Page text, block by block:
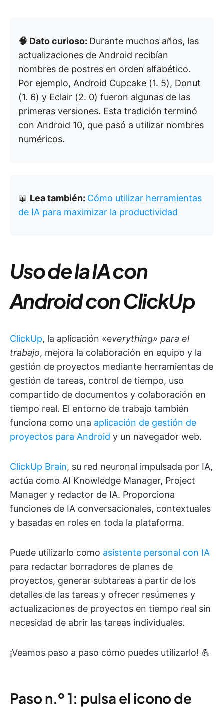
🧠 Dato curioso: Durante muchos años, las
actualizaciones de Android recibían
nombres de postres en orden alfabético.
Por ejemplo, Android Cupcake (1. 5), Donut
(1. 6) y Eclair (2. 0) fueron algunas de las
primeras versiones. Esta tradición terminó
con Android 10, que pasó a utilizar nombres
numéricos.
📖 Lea también: Cómo utilizar herramientas
de IA para maximizar la productividad
Uso de la IA con
Android con ClickUp
ClickUp, la aplicación «everything» para el
trabajo, mejora la colaboración en equipo y la
gestión de proyectos mediante herramientas de
gestión de tareas, control de tiempo, uso
compartido de documentos y colaboración en
tiempo real. El entorno de trabajo también
funciona como una aplicación de gestión de
proyectos para Android y un navegador web.
ClickUp Brain, su red neuronal impulsada por IA,
actúa como AI Knowledge Manager, Project
Manager y redactor de IA. Proporciona
funciones de IA conversacionales, contextuales
y basadas en roles en toda la plataforma.
Puede utilizarlo como asistente personal con IA
para redactar borradores de planes de
proyectos, generar subtareas a partir de los
detalles de las tareas y ofrecer resúmenes y
actualizaciones de proyectos en tiempo real sin
necesidad de abrir las tareas individuales.
¡Veamos paso a paso cómo puedes utilizarlo! 💪
Paso n.º 1: pulsa el icono de